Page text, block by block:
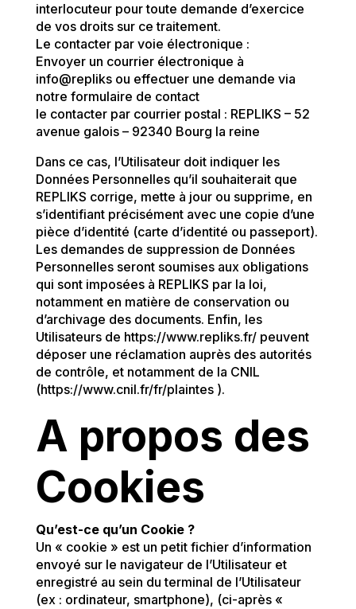
interlocuteur pour toute demande d’exercice
de vos droits sur ce traitement.
Le contacter par voie électronique :
Envoyer un courrier électronique à
info@repliks ou effectuer une demande via
notre formulaire de contact
le contacter par courrier postal : REPLIKS – 52
avenue galois – 92340 Bourg la reine
Dans ce cas, l’Utilisateur doit indiquer les
Données Personnelles qu’il souhaiterait que
REPLIKS corrige, mette à jour ou supprime, en
s’identifiant précisément avec une copie d’une
pièce d’identité (carte d’identité ou passeport).
Les demandes de suppression de Données
Personnelles seront soumises aux obligations
qui sont imposées à REPLIKS par la loi,
notamment en matière de conservation ou
d’archivage des documents. Enfin, les
Utilisateurs de https://www.repliks.fr/ peuvent
déposer une réclamation auprès des autorités
de contrôle, et notamment de la CNIL
(https://www.cnil.fr/fr/plaintes ).
A propos des
Cookies
Qu’est-ce qu’un Cookie ?
Un « cookie » est un petit fichier d’information
envoyé sur le navigateur de l’Utilisateur et
enregistré au sein du terminal de l’Utilisateur
(ex : ordinateur, smartphone), (ci-après «